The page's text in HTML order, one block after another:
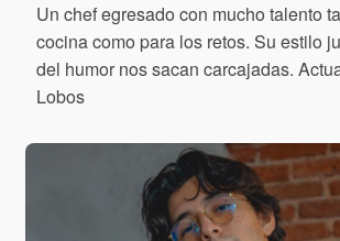
Un chef egresado con mucho talento
cocina como para los retos. Su estilo
del humor nos sacan carcajadas.
Lobos